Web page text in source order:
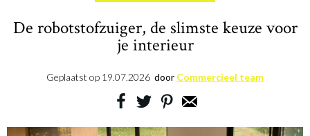
De robotstofzuiger, de slimste keuze voor
je interieur
Geplaatst op 19.07.2026 door Commercieel team